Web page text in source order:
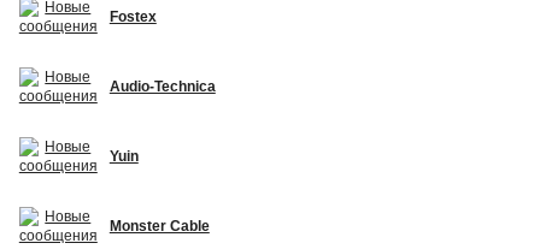
Fostex
Audio-Technica
Yuin
Monster Cable